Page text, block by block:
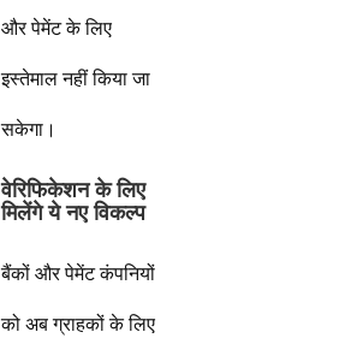
और पेमेंट के लिए
इस्तेमाल नहीं किया जा
सकेगा।
वेरिफिकेशन के लिए
मिलेंगे ये नए विकल्प
बैंकों और पेमेंट कंपनियों
को अब ग्राहकों के लिए